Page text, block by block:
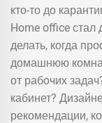
кто-то до
Home office стал
делать, когда
домашнюю
от рабочих
кабинет?
рекомендации,